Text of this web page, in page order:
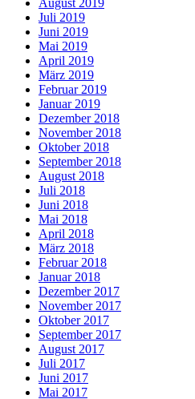
August 2019
Juli 2019
Juni 2019
Mai 2019
April 2019
März 2019
Februar 2019
Januar 2019
Dezember 2018
November 2018
Oktober 2018
September 2018
August 2018
Juli 2018
Juni 2018
Mai 2018
April 2018
März 2018
Februar 2018
Januar 2018
Dezember 2017
November 2017
Oktober 2017
September 2017
August 2017
Juli 2017
Juni 2017
Mai 2017